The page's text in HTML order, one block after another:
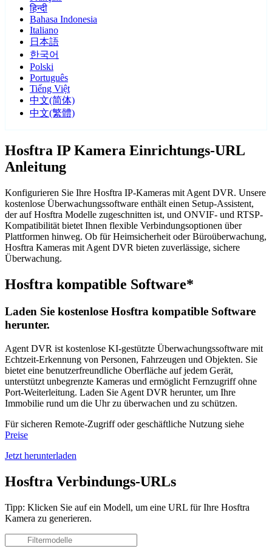
हिन्दी
Bahasa Indonesia
Italiano
日本語
한국어
Polski
Português
Tiếng Việt
中文(简体)
中文(繁體)
Hosftra IP Kamera Einrichtungs-URL
Anleitung
Konfigurieren Sie Ihre Hosftra IP-Kameras mit Agent DVR. Unsere
kostenlose Überwachungssoftware enthält einen Setup-Assistent,
der auf Hosftra Modelle zugeschnitten ist, und ONVIF- und RTSP-
Kompatibilität bietet Ihnen flexible Verbindungsoptionen über
Plattformen hinweg. Ob für Heimsicherheit oder Büroüberwachung,
Hosftra Kameras mit Agent DVR bieten zuverlässige, sichere
Überwachung.
Hosftra kompatible Software*
Laden Sie kostenlose Hosftra kompatible Software
herunter.
Agent DVR ist kostenlose KI-gestützte Überwachungssoftware mit
Echtzeit-Erkennung von Personen, Fahrzeugen und Objekten. Sie
bietet eine benutzerfreundliche Oberfläche auf jedem Gerät,
unterstützt unbegrenzte Kameras und ermöglicht Fernzugriff ohne
Port-Weiterleitung. Laden Sie Agent DVR herunter, um Ihre
Immobilie rund um die Uhr zu überwachen und zu schützen.
Für sicheren Remote-Zugriff oder geschäftliche Nutzung siehe
Preise
Jetzt herunterladen
Hosftra Verbindungs-URLs
Tipp: Klicken Sie auf ein Modell, um eine URL für Ihre Hosftra
Kamera zu generieren.